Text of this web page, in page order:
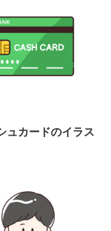
ュカードのイラス